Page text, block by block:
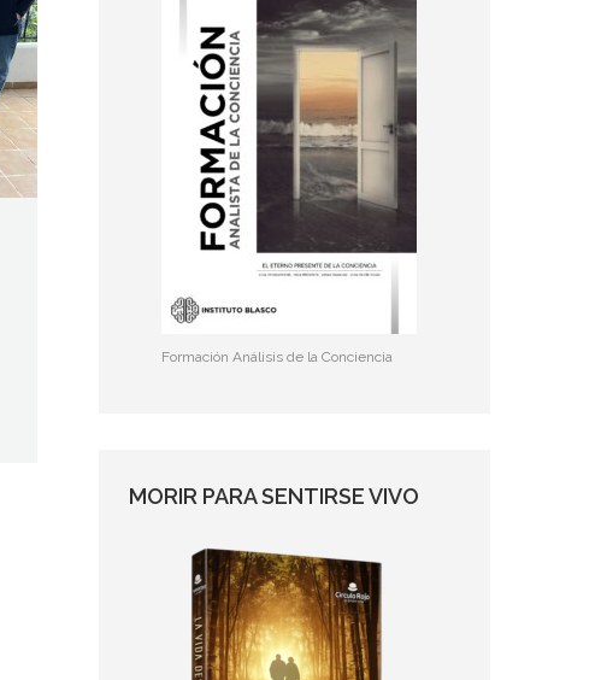
Formación Análisis de la Conciencia
MORIR PARA SENTIRSE VIVO